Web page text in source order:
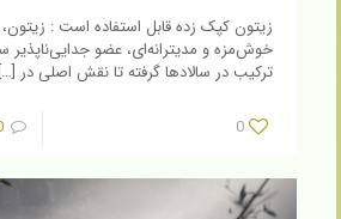
زیتون کپک زده قابل استفاده است :
خوش‌مزه و مدیترانه‌ای، عضو
ترکیب در سالادها گرفته تا نقش اصلی در
0